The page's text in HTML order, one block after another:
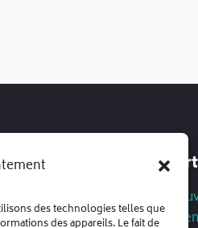
des technologies telles que
des appareils. Le fait de